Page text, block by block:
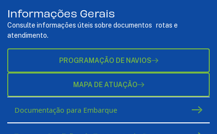
Informações Gerais
Consulte informações úteis sobre documentos rotas e
atendimento.
PROGRAMAÇÃO DE NAVIOS
MAPA DE ATUAÇÃO
Documentação para Embarque